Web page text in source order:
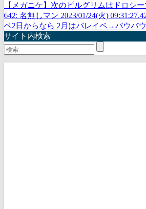
【メガニケ】次のピルグリムはドロシ
642: 名無しマン 2023/01/24(火)
ベ2日からなら 2月はバレイベ→バウバ
サイト内検索